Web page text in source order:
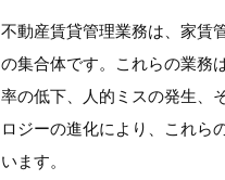
不動産賃貸管理業務は、家賃
の集合体です。これらの業務
率の低下、人的ミスの発生、
ロジーの進化により、これら
います。